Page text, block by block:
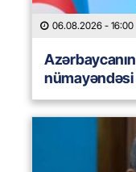
06.08.2026 - 16:00
nümayəndəsi